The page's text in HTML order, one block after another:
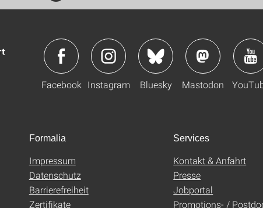
Facebook Instagram Bluesky Mastodon
Formalia
Impressum
Datenschutz
Barrierefreiheit
Zertifikate
Services
Kontakt & Anfahrt
Presse
Jobportal
Promotions- /